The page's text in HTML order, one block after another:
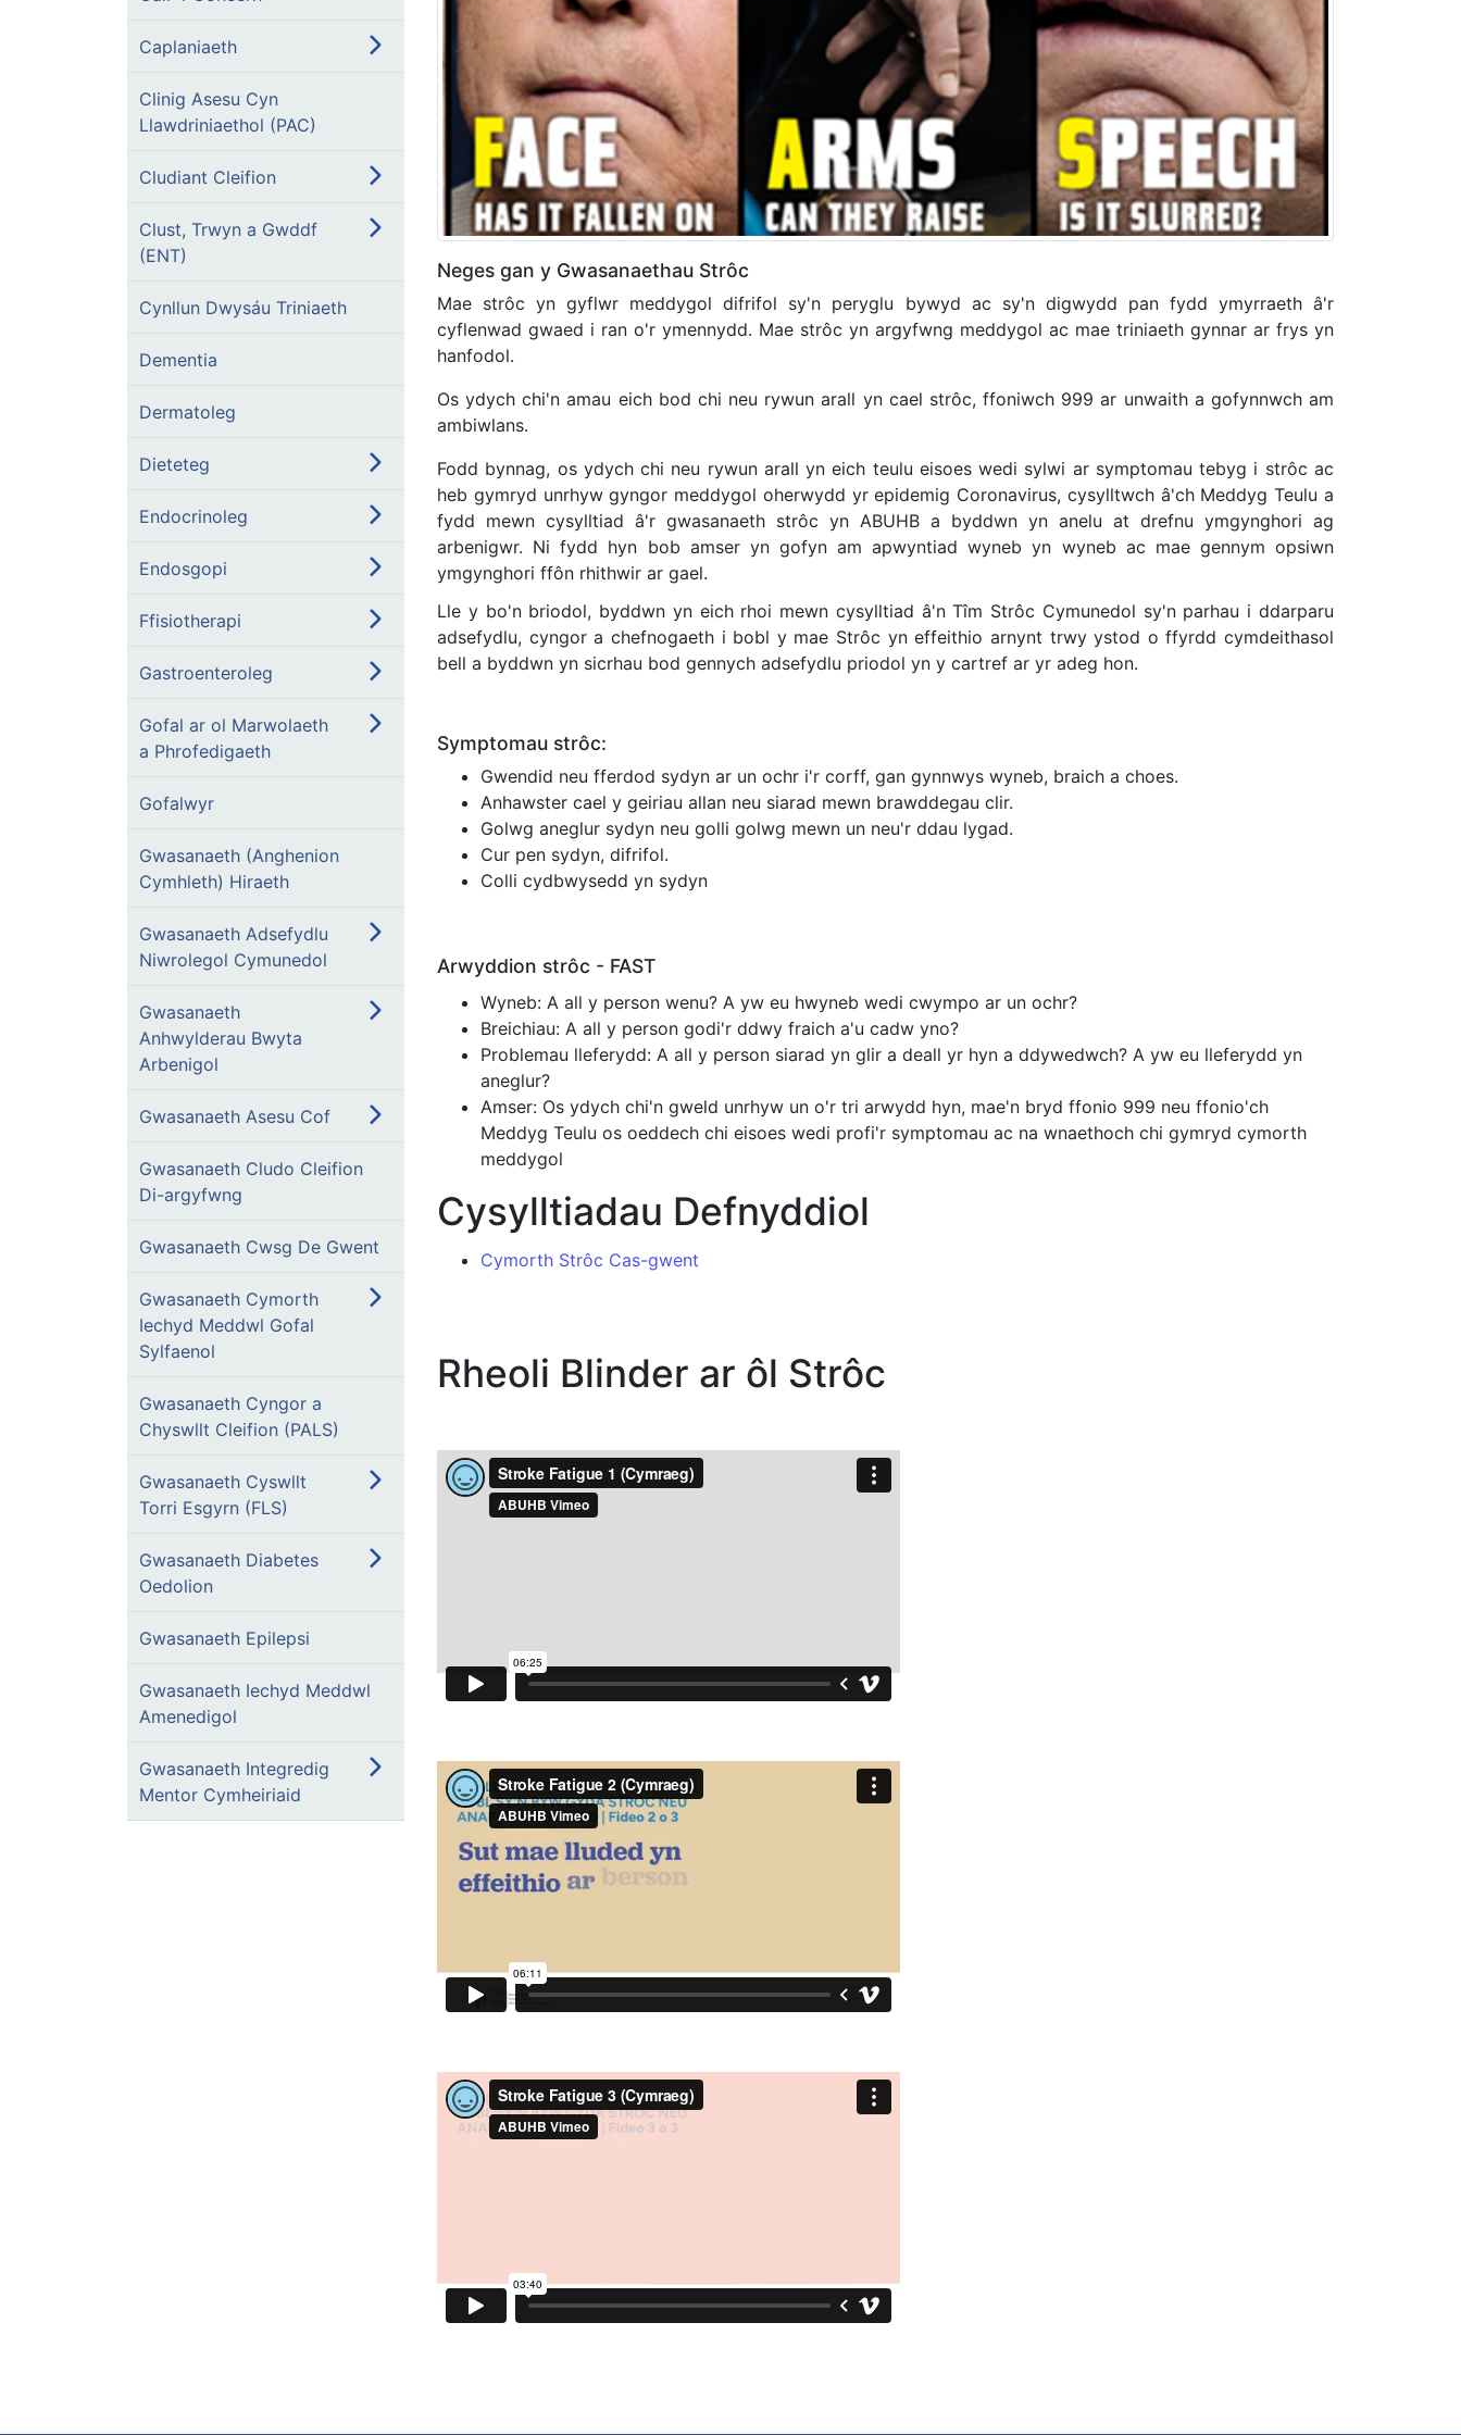
Caplaniaeth
Clinig Asesu Cyn
Llawdriniaethol (PAC)
Cludiant Cleifion
Clust, Trwyn a Gwddf
(ENT)
Cynllun Dwysáu Triniaeth
Dementia
Dermatoleg
Dieteteg
Endocrinoleg
Endosgopi
Ffisiotherapi
Gastroenteroleg
Gofal ar ol Marwolaeth
a Phrofedigaeth
Gofalwyr
Gwasanaeth (Anghenion
Cymhleth) Hiraeth
Gwasanaeth Adsefydlu
Niwrolegol Cymunedol
Gwasanaeth
Anhwylderau Bwyta
Arbenigol
Gwasanaeth Asesu Cof
Gwasanaeth Cludo Cleifion
Di-argyfwng
Gwasanaeth Cwsg De Gwent
Gwasanaeth Cymorth
Iechyd Meddwl Gofal
Sylfaenol
Gwasanaeth Cyngor a
Chyswllt Cleifion (PALS)
Gwasanaeth Cyswllt
Torri Esgyrn (FLS)
Gwasanaeth Diabetes
Oedolion
Gwasanaeth Epilepsi
Gwasanaeth Iechyd Meddwl
Amenedigol
Gwasanaeth Integredig
Mentor Cymheiriaid
Neges gan y Gwasanaethau Strôc
Mae strôc yn gyflwr meddygol difrifol sy'n peryglu bywyd ac sy'n digwydd pan fydd ymyrraeth â'r
cyflenwad gwaed i ran o'r ymennydd. Mae strôc yn argyfwng meddygol ac mae triniaeth gynnar ar frys yn
hanfodol.
Os ydych chi'n amau eich bod chi neu rywun arall yn cael strôc, ffoniwch 999 ar unwaith a gofynnwch am
ambiwlans.
Fodd bynnag, os ydych chi neu rywun arall yn eich teulu eisoes wedi sylwi ar symptomau tebyg i strôc ac
heb gymryd unrhyw gyngor meddygol oherwydd yr epidemig Coronavirus, cysylltwch â'ch Meddyg Teulu a
fydd mewn cysylltiad â'r gwasanaeth strôc yn ABUHB a byddwn yn anelu at drefnu ymgynghori ag
arbenigwr. Ni fydd hyn bob amser yn gofyn am apwyntiad wyneb yn wyneb ac mae gennym opsiwn
ymgynghori ffôn rhithwir ar gael.
Lle y bo'n briodol, byddwn yn eich rhoi mewn cysylltiad â'n Tîm Strôc Cymunedol sy'n parhau i ddarparu
adsefydlu, cyngor a chefnogaeth i bobl y mae Strôc yn effeithio arnynt trwy ystod o ffyrdd cymdeithasol
bell a byddwn yn sicrhau bod gennych adsefydlu priodol yn y cartref ar yr adeg hon.
Symptomau strôc:
Gwendid neu fferdod sydyn ar un ochr i'r corff, gan gynnwys wyneb, braich a choes.
Anhawster cael y geiriau allan neu siarad mewn brawddegau clir.
Golwg aneglur sydyn neu golli golwg mewn un neu'r ddau lygad.
Cur pen sydyn, difrifol.
Colli cydbwysedd yn sydyn
Arwyddion strôc - FAST
Wyneb: A all y person wenu? A yw eu hwyneb wedi cwympo ar un ochr?
Breichiau: A all y person godi'r ddwy fraich a'u cadw yno?
Problemau lleferydd: A all y person siarad yn glir a deall yr hyn a ddywedwch? A yw eu lleferydd yn
aneglur?
Amser: Os ydych chi'n gweld unrhyw un o'r tri arwydd hyn, mae'n bryd ffonio 999 neu ffonio'ch
Meddyg Teulu os oeddech chi eisoes wedi profi'r symptomau ac na wnaethoch chi gymryd cymorth
meddygol
Cysylltiadau Defnyddiol
Cymorth Strôc Cas-gwent
Rheoli Blinder ar ôl Strôc